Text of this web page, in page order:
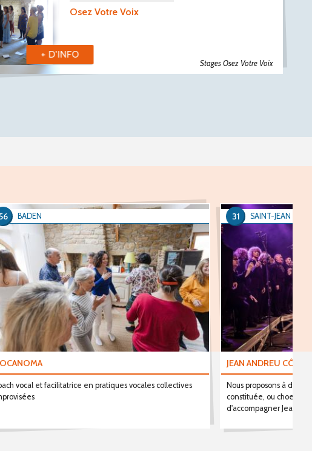
Osez Votre Voix
Stages Osez Votre Voix
+ D'INFO
vocal et facilitatrice en pratiques vocales collectives
BADEN
JEAN ANDREU CÔTÉ
Nous proposons à des
constituée, ou choeur
d'accompagner Jean
SAINT-JEAN
31